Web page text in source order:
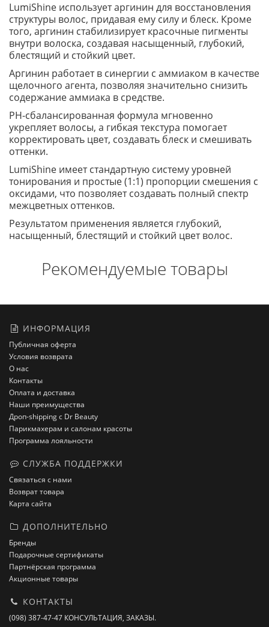
LumiShine использует аргинин для восстановления
структуры волос, придавая ему силу и блеск. Кроме
того, аргинин стабилизирует красочные пигменты
внутри волоска, создавая насыщенный, глубокий,
блестящий и стойкий цвет.
Аргинин работает в синергии с аммиаком в качестве
щелочного агента, позволяя значительно снизить
содержание аммиака в средстве.
РН-сбалансированная формула мгновенно
укрепляет волосы, а гибкая текстура помогает
корректировать цвет, создавать блеск и смешивать
оттенки.
LumiShine имеет стандартную систему уровней
тонирования и простые (1:1) пропорции смешения с
оксидами, что позволяет создавать полный спектр
межцветных оттенков.
Результатом применения является глубокий,
насыщенный, блестящий и стойкий цвет волос.
Рекомендуемые товары
ИНФОРМАЦИЯ
Публичная оферта
Условия возврата
О нас
Контакты
Оплата и доставка
Наши преимущества
Дроп-shipping с Dr Beauty
Парикмахерам и салонам красоты
Программа лояльности
СЛУЖБА ПОДДЕРЖКИ
Связаться с нами
Возврат товара
Карта сайта
ДОПОЛНИТЕЛЬНО
Бренды
Подарочные сертификаты
Партнёрская программа
Акционные товары
КОНТАКТЫ
(098) 387-47-47 КОНСУЛЬТАЦИЯ, ЗАКАЗЫ.